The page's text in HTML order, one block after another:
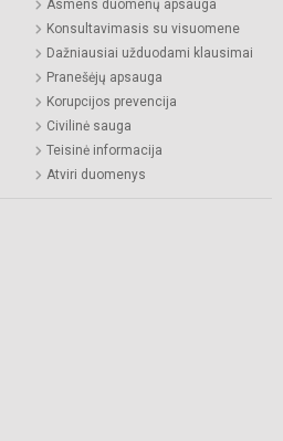
Asmens duomenų apsauga
Konsultavimasis su visuomene
Dažniausiai užduodami klausimai
Pranešėjų apsauga
Korupcijos prevencija
Civilinė sauga
Teisinė informacija
Atviri duomenys